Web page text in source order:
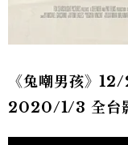
《兔嘲男孩》
2020/1/3 全台